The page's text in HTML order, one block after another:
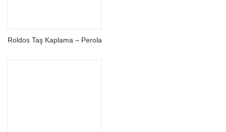
Roldos Taş Kaplama – Perola